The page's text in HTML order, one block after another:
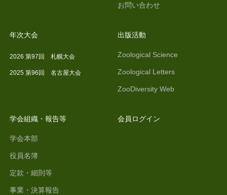
お問い合わせ
年次大会
2026 第97回 札幌大会
2025 第96回 名古屋大会
出版活動
Zoological Science
Zoological Letters
ZooDiversity Web
学会組織・報告等
学会本部
役員名簿
定款・細則等
事業・決算報告
会員ログイン